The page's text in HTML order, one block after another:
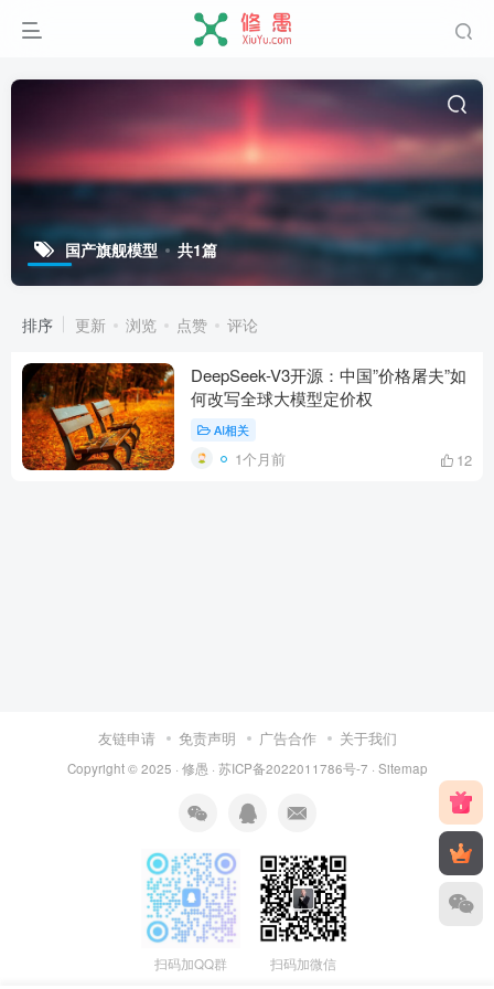
国产旗舰模型 共1篇
排序 更新 浏览 点赞 评论
DeepSeek-V3开源：中国”价格屠夫”如
何改写全球大模型定价权
AI相关
1个月前 12
友链申请 免责声明 广告合作 关于我们
Copyright © 2025 · 修愚 · 苏ICP备2022011786号-7 · Sitemap
扫码加QQ群 扫码加微信